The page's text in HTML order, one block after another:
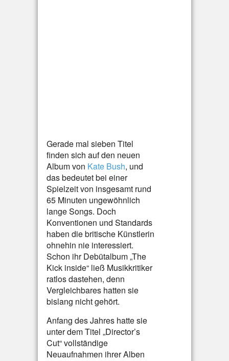
Gerade mal sieben Titel
finden sich auf den neuen
Album von Kate Bush, und
das bedeutet bei einer
Spielzeit von insgesamt rund
65 Minuten ungewöhnlich
lange Songs. Doch
Konventionen und Standards
haben die britische Künstlerin
ohnehin nie interessiert.
Schon ihr Debütalbum „The
Kick inside“ ließ Musikkritiker
ratlos dastehen, denn
Vergleichbares hatten sie
bislang nicht gehört.
Anfang des Jahres hatte sie
unter dem Titel „Director’s
Cut“ vollständige
Neuaufnahmen ihrer Alben